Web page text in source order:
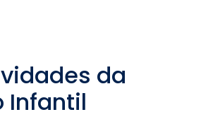
da
Infantil